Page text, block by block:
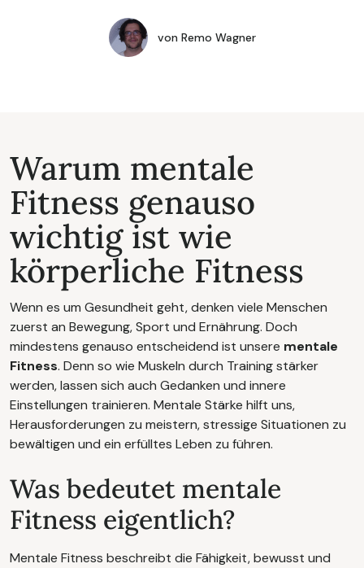
von Remo Wagner
Warum mentale
Fitness genauso
wichtig ist wie
körperliche Fitness
Wenn es um Gesundheit geht, denken viele Menschen
zuerst an Bewegung, Sport und Ernährung. Doch
mindestens genauso entscheidend ist unsere mentale
Fitness. Denn so wie Muskeln durch Training stärker
werden, lassen sich auch Gedanken und innere
Einstellungen trainieren. Mentale Stärke hilft uns,
Herausforderungen zu meistern, stressige Situationen zu
bewältigen und ein erfülltes Leben zu führen.
Was bedeutet mentale
Fitness eigentlich?
Mentale Fitness beschreibt die Fähigkeit, bewusst und